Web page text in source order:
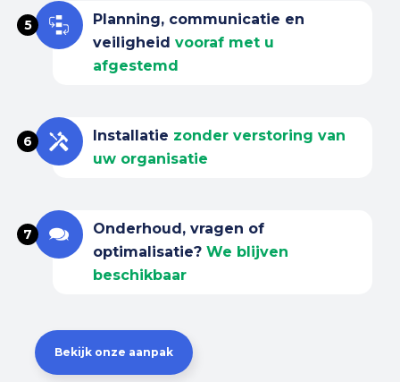
5
Planning, communicatie en
veiligheid vooraf met u
afgestemd
6 Installatie zonder verstoring van
uw organisatie
7
Onderhoud, vragen of
optimalisatie? We blijven
beschikbaar
Bekijk onze aanpak